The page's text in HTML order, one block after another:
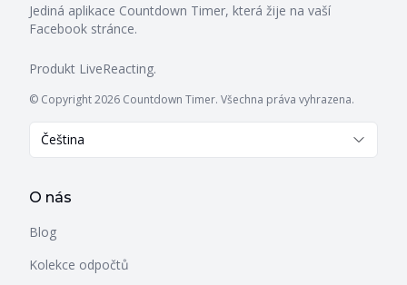
Jediná aplikace Countdown Timer, která žije na vaší
Facebook stránce.
Produkt LiveReacting.
© Copyright 2026 Countdown Timer. Všechna práva vyhrazena.
Čeština
O nás
Blog
Kolekce odpočtů